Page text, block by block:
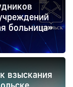
больница»
взыскания